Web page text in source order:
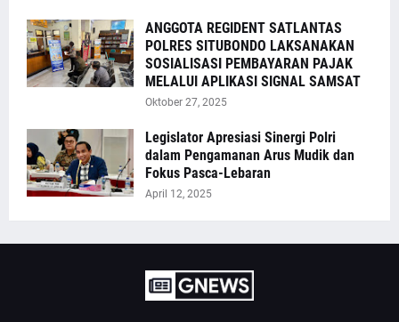
ANGGOTA REGIDENT SATLANTAS
POLRES SITUBONDO LAKSANAKAN
SOSIALISASI PEMBAYARAN PAJAK
MELALUI APLIKASI SIGNAL SAMSAT
Oktober 27, 2025
Legislator Apresiasi Sinergi Polri
dalam Pengamanan Arus Mudik dan
Fokus Pasca-Lebaran
April 12, 2025